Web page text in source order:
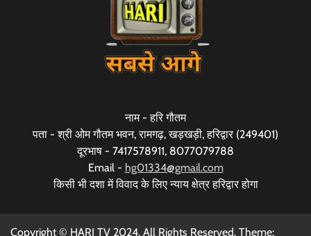
नाम - हरि गौतम
पता - श्री ओम गौतम भवन, रामगढ़, खड़खड़ी, हरिद्वार (249401)
दूरभाष - 7417578911, 8077079788
Email - hg01334@gmail.com
किसी भी दशा में विवाद के लिए न्याय क्षेत्र हरिद्वार होगा
Copyright © HARI TV 2024. All Rights Reserved. Theme: